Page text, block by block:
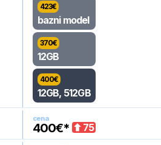
423€
bazni model
370€
12GB
400€
12GB, 512GB
cena
400€* 75